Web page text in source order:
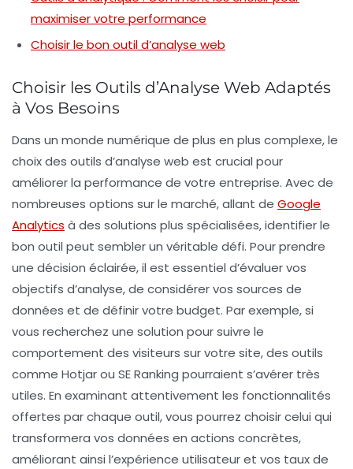
maximiser votre performance
Choisir le bon outil d’analyse web
Choisir les Outils d’Analyse Web Adaptés
à Vos Besoins
Dans un monde numérique de plus en plus complexe, le
choix des outils d’analyse web est crucial pour
améliorer la performance de votre entreprise. Avec de
nombreuses options sur le marché, allant de Google
Analytics à des solutions plus spécialisées, identifier le
bon outil peut sembler un véritable défi. Pour prendre
une décision éclairée, il est essentiel d’évaluer vos
objectifs d’analyse, de considérer vos sources de
données et de définir votre budget. Par exemple, si
vous recherchez une solution pour suivre le
comportement des visiteurs sur votre site, des outils
comme Hotjarou SE Ranking pourraient s’avérer très
utiles. En examinant attentivement les fonctionnalités
offertes par chaque outil, vous pourrez choisir celui qui
transformera vos données en actions concrètes,
améliorant ainsi l’expérience utilisateuret vos taux de